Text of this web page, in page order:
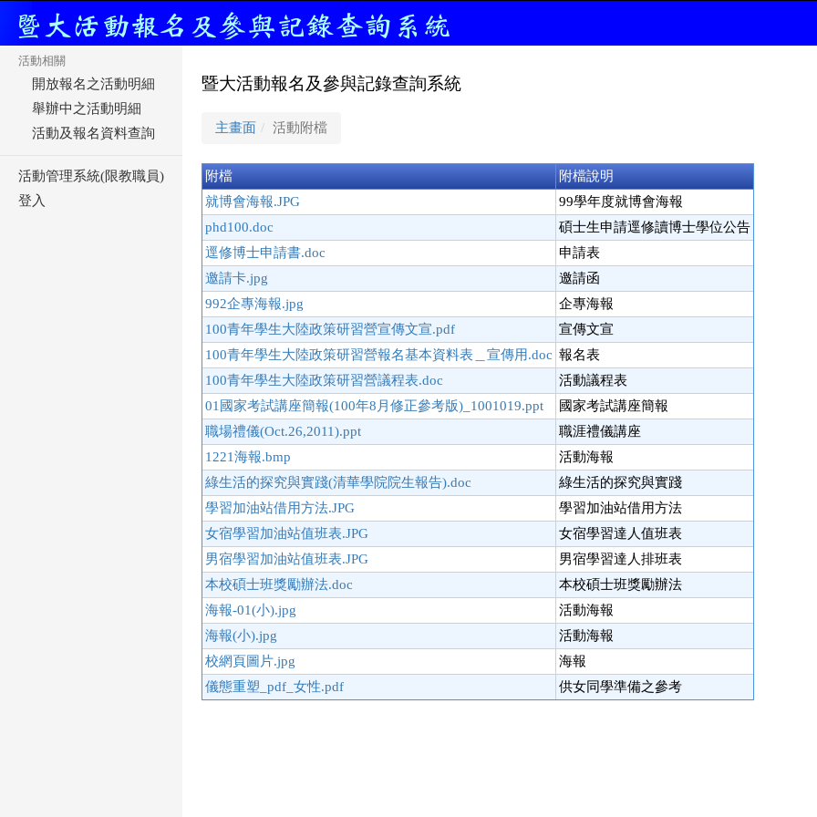
活動相關
開放報名之活動明細
舉辦中之活動明細
活動及報名資料查詢
活動管理系統(限教職員)
登入
暨大活動報名及參與記錄查詢系統
主畫面 活動附檔
附檔
附檔說明
就博會海報.JPG
99學年度就博會海報
phd100.doc
碩士生申請逕修讀博士學位公告
逕修博士申請書.doc
申請表
邀請卡.jpg
邀請函
992企專海報.jpg
企專海報
100青年學生大陸政策研習營宣傳文宣.pdf
宣傳文宣
100青年學生大陸政策研習營報名基本資料表＿宣傳用.doc 報名表
100青年學生大陸政策研習營議程表.doc
活動議程表
01國家考試講座簡報(100年8月修正參考版)_1001019.ppt
國家考試講座簡報
職場禮儀(Oct.26,2011).ppt
職涯禮儀講座
1221海報.bmp
活動海報
綠生活的探究與實踐(清華學院院生報告).doc
綠生活的探究與實踐
學習加油站借用方法.JPG
學習加油站借用方法
女宿學習加油站值班表.JPG
女宿學習達人值班表
男宿學習加油站值班表.JPG
男宿學習達人排班表
本校碩士班獎勵辦法.doc
本校碩士班獎勵辦法
海報-01(小).jpg
活動海報
海報(小).jpg
活動海報
校網頁圖片.jpg
海報
儀態重塑_pdf_女性.pdf
供女同學準備之參考